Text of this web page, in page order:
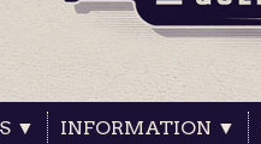
▼ INFORMATION ▼